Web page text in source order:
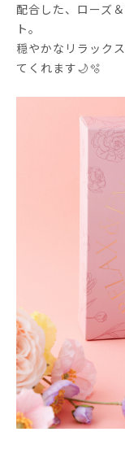
配合した、ローズ
ト。
穏やかなリラック
てくれます🌙🫧